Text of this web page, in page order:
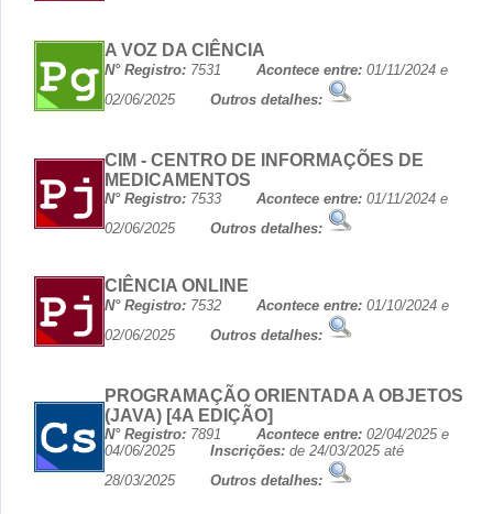
A VOZ DA CIÊNCIA
N° Registro: 7531 Acontece entre: 01/11/2024 e
02/06/2025 Outros detalhes:
CIM - CENTRO DE INFORMAÇÕES DE
MEDICAMENTOS
N° Registro: 7533 Acontece entre: 01/11/2024 e
02/06/2025 Outros detalhes:
CIÊNCIA ONLINE
N° Registro: 7532 Acontece entre: 01/10/2024 e
02/06/2025 Outros detalhes:
PROGRAMAÇÃO ORIENTADA A OBJETOS
(JAVA) [4A EDIÇÃO]
N° Registro: 7891 Acontece entre: 02/04/2025 e
04/06/2025 Inscrições: de 24/03/2025 até
28/03/2025 Outros detalhes: